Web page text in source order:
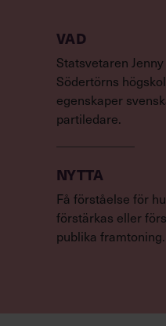
VAD
Statsvetaren
Södertörns
egenskaper
partiledare.
NYTTA
Få förståelse för
förstärkas eller
publika framtoning.